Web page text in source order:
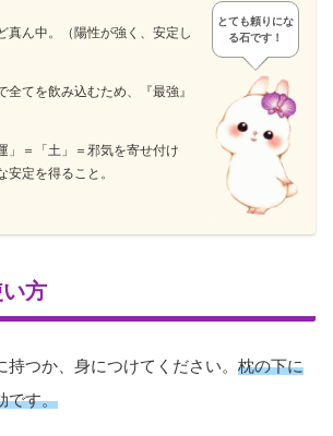
真ん中。（陽性が強く、安定し
全てを飲み込むため、『最強』
」＝「土」＝邪気を寄せ付け
安定を得ること。
とても頼りにな
る石です！
方
つか、身につけてください。 枕の下に
です。